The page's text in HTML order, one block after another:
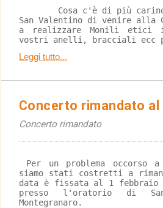
Cosa c'è di più
San Valentino di venire alla
a realizzare Monili
vostri anelli, bracciali ecc
Leggi tutto...
Concerto rimandato
Concerto rimandato
siamo stati costretti a
data è fissata al 1 febbraio
presso l'oratorio di
Montegranaro.